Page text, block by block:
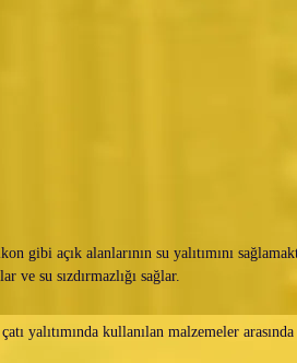
gibi açık alanlarının su yalıtımını
ve su sızdırmazlığı sağlar.
yalıtımında kullanılan malzemeler